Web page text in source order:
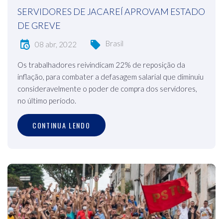
SERVIDORES DE JACAREÍ APROVAM ESTADO
DE GREVE
08 abr, 2022 Brasil
Os trabalhadores reivindicam 22% de reposição da
inflação, para combater a defasagem salarial que diminuiu
consideravelmente o poder de compra dos servidores,
no último período.
CONTINUA LENDO